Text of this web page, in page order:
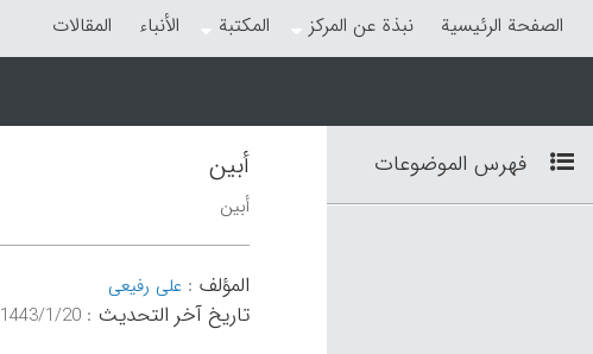
الصفحة الرئیسیة نبذة عن المرکز المکتبة الأنباء المقالات
فهرس الموضوعات أبین
أبین
المؤلف :علی رفیعی
تاریخ آخر التحدیث :1443/1/20 ۲۰:۱۹:۵۶